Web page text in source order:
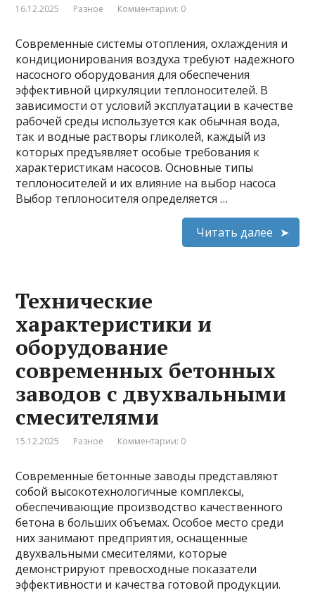
16.12.2025 Разное Комментарии: 0
Современные системы отопления, охлаждения и
кондиционирования воздуха требуют надежного
насосного оборудования для обеспечения
эффективной циркуляции теплоносителей. В
зависимости от условий эксплуатации в качестве
рабочей среды используется как обычная вода,
так и водные растворы гликолей, каждый из
которых предъявляет особые требования к
характеристикам насосов. Основные типы
теплоносителей и их влияние на выбор насоса
Выбор теплоносителя определяется …
Читать далее
Технические
характеристики и
оборудование
современных бетонных
заводов с двухвальными
смесителями
15.12.2025 Разное Комментарии: 0
Современные бетонные заводы представляют
собой высокотехнологичные комплексы,
обеспечивающие производство качественного
бетона в больших объемах. Особое место среди
них занимают предприятия, оснащенные
двухвальными смесителями, которые
демонстрируют превосходные показатели
эффективности и качества готовой продукции.